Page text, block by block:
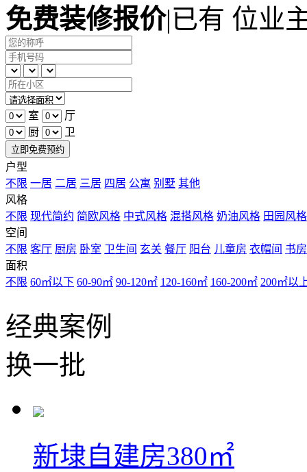
免费装修报价|已有 位业
室
厅
厨
卫
立即免费预约
户型
不限 一居 二居 三居 四居 公寓 别墅 其他
风格
不限 现代简约 简欧风格 中式风格 混搭风格 奶油风格 田园风格
空间
不限 客厅 厨房 卧室 卫生间 玄关 餐厅 阳台 儿童房 衣帽间 书房
面积
不限 60㎡以下 60-90㎡ 90-120㎡ 120-160㎡ 160-200㎡ 200㎡以
经典案例
换一批
新埭自建房380㎡